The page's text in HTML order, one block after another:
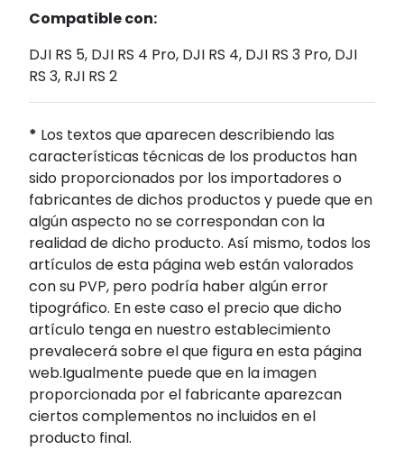
Compatible con:
DJI RS 5, DJI RS 4 Pro, DJI RS 4, DJI RS 3 Pro, DJI
RS 3, RJI RS 2
* Los textos que aparecen describiendo las
características técnicas de los productos han
sido proporcionados por los importadores o
fabricantes de dichos productos y puede que en
algún aspecto no se correspondan con la
realidad de dicho producto. Así mismo, todos los
artículos de esta página web están valorados
con su PVP, pero podría haber algún error
tipográfico. En este caso el precio que dicho
artículo tenga en nuestro establecimiento
prevalecerá sobre el que figura en esta página
web.Igualmente puede que en la imagen
proporcionada por el fabricante aparezcan
ciertos complementos no incluidos en el
producto final.